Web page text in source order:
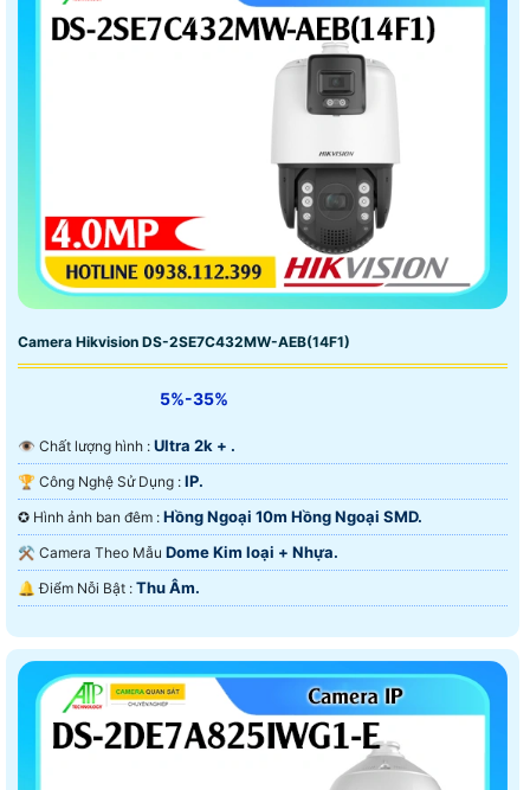
Camera Hikvision DS-2SE7C432MW-AEB(14F1)
5%-35%
👁 Chất lượng hình : Ultra 2k + .
🏆 Công Nghệ Sử Dụng : IP.
✪ Hình ảnh ban đêm : Hồng Ngoại 10m Hồng Ngoại SMD.
⚒ Camera Theo Mẫu Dome Kim loại + Nhựa.
️🔔 Điểm Nỗi Bật : Thu Âm.